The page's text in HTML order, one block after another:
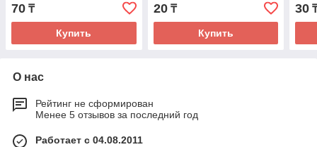
70 ₸
Купить
20₸
Купить
30
О нас
Рейтинг не сформирован
Менее 5 отзывов за последний год
Работает с 04.08.2011